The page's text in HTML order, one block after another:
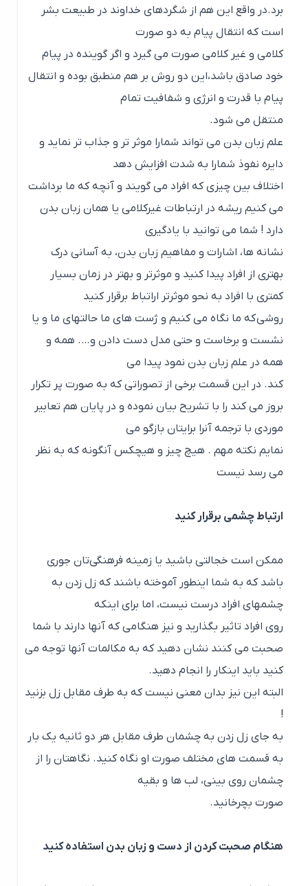
برد.در واقع این هم از شگردهای خداوند در طبیعت بشر
است که انتقال پیام به دو صورت
کلامی و غیر کلامی صورت می گیرد و اگر گوینده در پیام
خود صادق باشد،این دو روش بر هم منطبق بوده و انتقال
پیام با قدرت و انرژی و شفافیت تمام
منتقل می شود.
علم زبان بدن می تواند شمارا موثر تر و جذاب تر نماید و
دایره نفوذ شمارا به شدت افزایش دهد
اختلاف بین چیزی که افراد می گویند و آنچه که ما برداشت
می کنیم ریشه در ارتباطات غیرکلامی یا همان زبان بدن
دارد ! شما می توانید با یادگیری
نشانه ها، اشارات و مفاهیم زبان بدن، به آسانی درک
بهتری از افراد پیدا کنید و موثرتر و بهتر در زمان بسیار
کمتری با افراد به نحو موثرتر اراتباط برقرار کنید
روشی که ما نگاه می کنیم و ژست های ما حالتهای ما و یا
نشست و برخاست و حتی مدل دست دادن و…. همه و
همه در علم زبان بدن نمود پیدا می
کند. در این قسمت برخی از تصوراتی که به صورت پر تکرار
بروز می کند را با تشریح بیان نموده و در پایان هم تعابیر
موردی با ترجمه آنرا برایتان بازگو می
نمایم نکته مهم . هیچ چیز و هیچکس آنگونه که به نظر
می رسد نیست
ارتباط چشمی برقرار کنید
ممکن است خجالتی باشید یا زمینه فرهنگی‌تان جوری
باشد که به شما اینطور آموخته باشند که زل زدن به
چشمهای افراد درست نیست، اما برای اینکه
روی افراد تاثیر بگذارید و نیز هنگامی که آنها دارند با شما
صحبت می کنند نشان دهید که به مکالمات آنها توجه می
کنید باید اینکار را انجام دهید.
البته این نیز بدان معنی نیست که به طرف مقابل زل بزنید
به جای زل زدن به چشمان طرف مقابل هر دو ثانیه یک بار
به قسمت های مختلف صورت او نگاه کنید. نگاهتان را از
چشمان روی بینی، لب ها و بقیه
صورت بچرخانید.
هنگام صحبت کردن از دست و زبان بدن استفاده کنید